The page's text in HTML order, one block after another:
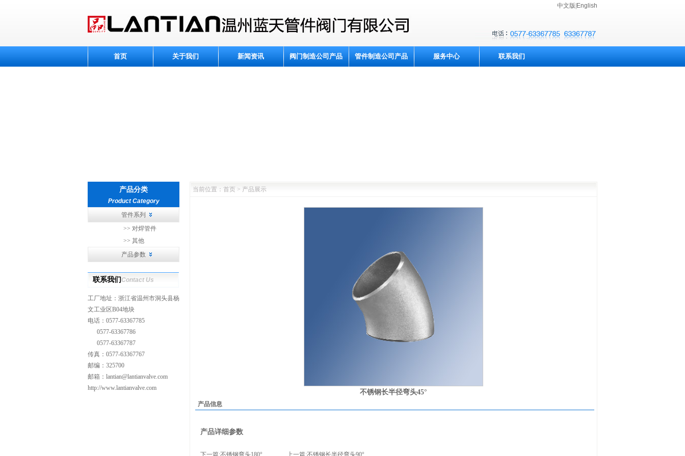
中文版 English
首页 关于我们 新闻资讯 阀门制造公司产品 管件制造公司产品 服务中心 联系我们
产品分类
Product Category
管件系列
>> 对焊管件
>> 其他
产品参数
联系我们Contact Us
工厂地址：浙江省温州市洞头县杨
文工业区B04地块
电话：0577-63367785
0577-63367786
0577-63367787
传真：0577-63367767
邮编：325700
邮箱： lantian@lantianvalve.com
http://www.lantianvalve.com
当前位置：首页 > 产品展示
不锈钢长半径弯头45°
产品信息
产品详细参数
下一篇:不锈钢弯头180° 上一篇:不锈钢长半径弯头90°